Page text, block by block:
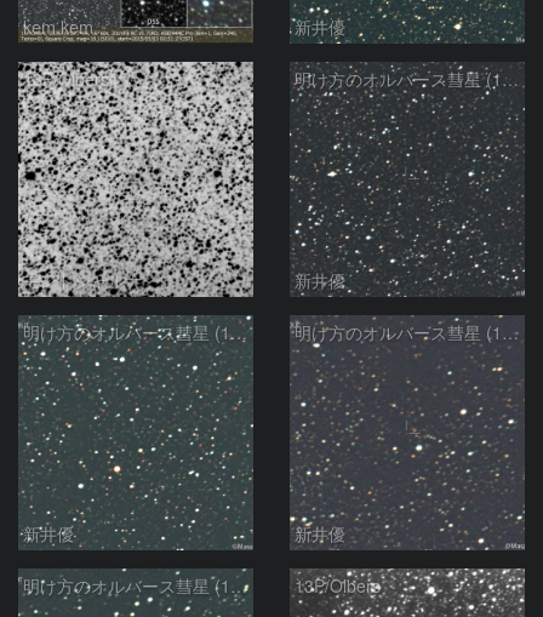
kem.kem 新井優
13P/Olbers
モンドシャルナ
明け方のオルバース彗星 (13P)：2025/03/01
新井優
明け方のオルバース彗星 (13P)：2025/02/25
新井優
明け方のオルバース彗星 (13P)：2025/02/06
新井優
明け方のオルバース彗星 (13P)：2025/02/05 13P/Olbers